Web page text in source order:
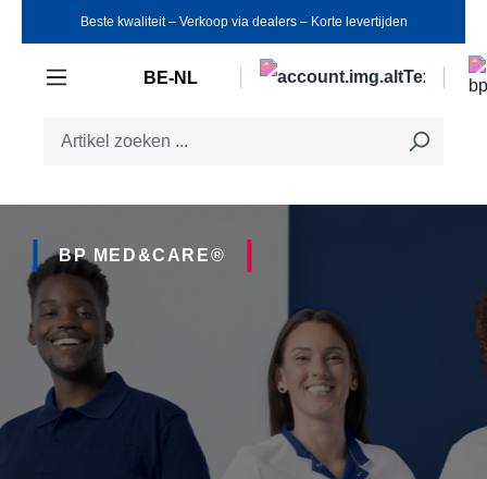
Ga naar de hoofdinhoud
Beste kwaliteit ‒ Verkoop via dealers ‒ Korte levertijden
BE-NL
BP MED&CARE®